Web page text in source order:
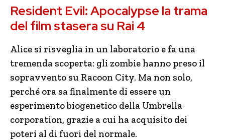
Resident Evil: Apocalypse la trama
del film stasera su Rai 4
Alice si risveglia in un laboratorio e fa una
tremenda scoperta: gli zombie hanno preso il
sopravvento su Racoon City. Ma non solo,
perché ora sa finalmente di essere un
esperimento biogenetico della Umbrella
corporation, grazie a cui ha acquisito dei
poteri al di fuori del normale.